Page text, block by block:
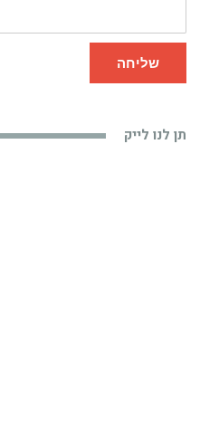
שליחה
תן לנו לייק